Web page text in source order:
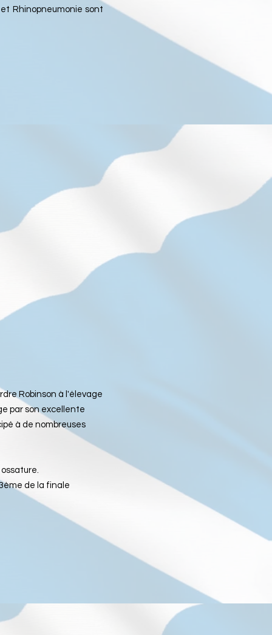
Rhinopneumonie sont
Robinson à l'élevage
par son excellente
à de nombreuses
de la finale